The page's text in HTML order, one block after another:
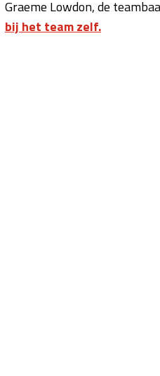
Graeme Lowdon, de
bij het team zelf.